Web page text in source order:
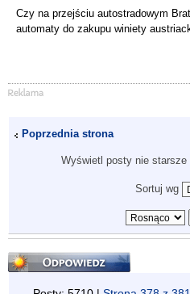
Czy na przejściu autostradowym
automaty do zakupu winiety
Poprzednia strona
Wyświetl posty nie starsze
Sortuj wg
Odpowiedz